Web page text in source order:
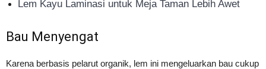
Lem Kayu Laminasi untuk Meja Taman Lebih Awet
Bau Menyengat
Karena berbasis pelarut organik, lem ini mengeluarkan bau cukup